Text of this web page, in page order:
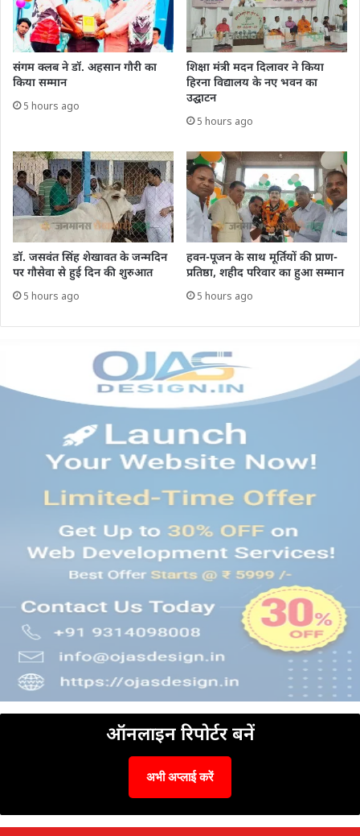
संगम क्लब ने डॉ. अहसान गौरी का
किया सम्मान
5 hours ago
शिक्षा मंत्री मदन दिलावर ने किया
हिरना विद्यालय के नए भवन का
उद्घाटन
5 hours ago
डॉ. जसवंत सिंह शेखावत के जन्मदिन
पर गौसेवा से हुई दिन की शुरुआत
5 hours ago
हवन-पूजन के साथ मूर्तियों की प्राण-
प्रतिष्ठा, शहीद परिवार का हुआ सम्मान
5 hours ago
ऑनलाइन रिपोर्टर बनें
अभी अप्लाई करें